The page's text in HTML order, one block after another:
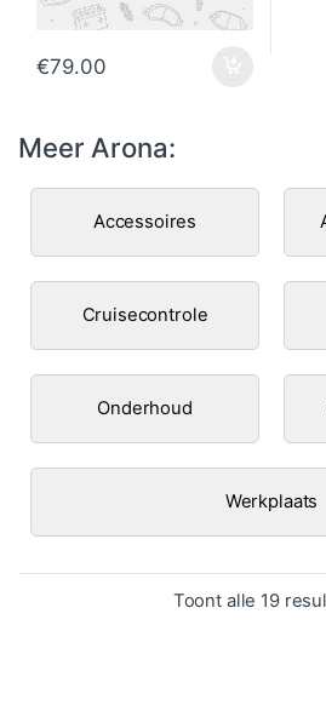
€79.00
Meer Arona:
Accessoires
Cruisecontrole
Onderhoud
Werkplaats
Toont alle 19